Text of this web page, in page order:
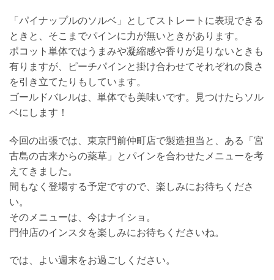
「パイナップルのソルベ」としてストレートに表現できる
ときと、そこまでパインに力が無いときがあります。
ポコット単体ではうまみや凝縮感や香りが足りないときも
有りますが、ピーチパインと掛け合わせてそれぞれの良さ
を引き立てたりもしています。
ゴールドバレルは、単体でも美味いです。見つけたらソル
ベにします！
今回の出張では、東京門前仲町店で製造担当と、ある「宮
古島の古来からの薬草」とパインを合わせたメニューを考
えてきました。
間もなく登場する予定ですので、楽しみにお待ちくださ
い。
そのメニューは、今はナイショ。
門仲店のインスタを楽しみにお待ちくださいね。
では、よい週末をお過ごしください。